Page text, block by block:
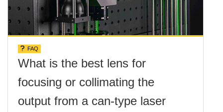
FAQ
What is the best lens for
focusing or collimating the
output from a can-type laser